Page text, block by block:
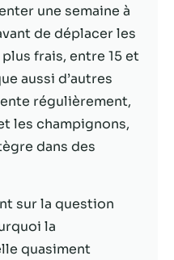
une semaine à
de déplacer les
frais, entre 15 et
aussi d’autres
régulièrement,
les champignons,
dans des
sur la question
la
quasiment
certaines
fonctionnalités
disparaîtront
du site Web.
Marketing
En partageant
votre intérêt et
lorsque vous
visitez notre
site, vous
augmentez les